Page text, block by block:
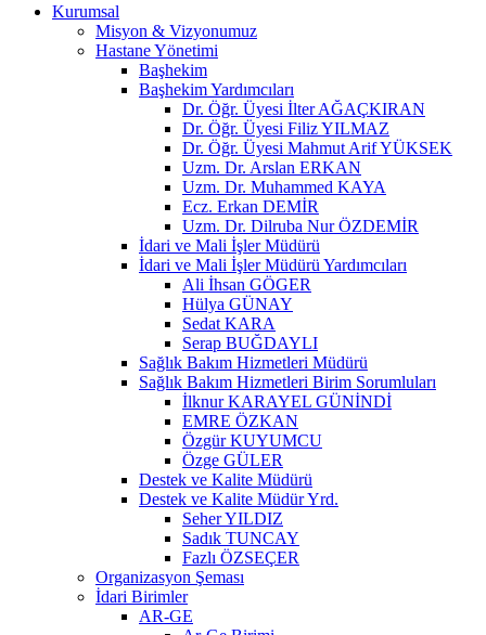
Kurumsal
Misyon & Vizyonumuz
Hastane Yönetimi
Başhekim
Başhekim Yardımcıları
Dr. Öğr. Üyesi İlter AĞAÇKIRAN
Dr. Öğr. Üyesi Filiz YILMAZ
Dr. Öğr. Üyesi Mahmut Arif YÜKSEK
Uzm. Dr. Arslan ERKAN
Uzm. Dr. Muhammed KAYA
Ecz. Erkan DEMİR
Uzm. Dr. Dilruba Nur ÖZDEMİR
İdari ve Mali İşler Müdürü
İdari ve Mali İşler Müdürü Yardımcıları
Ali İhsan GÖGER
Hülya GÜNAY
Sedat KARA
Serap BUĞDAYLI
Sağlık Bakım Hizmetleri Müdürü
Sağlık Bakım Hizmetleri Birim Sorumluları
İlknur KARAYEL GÜNİNDİ
EMRE ÖZKAN
Özgür KUYUMCU
Özge GÜLER
Destek ve Kalite Müdürü
Destek ve Kalite Müdür Yrd.
Seher YILDIZ
Sadık TUNCAY
Fazlı ÖZSEÇER
Organizasyon Şeması
İdari Birimler
AR-GE